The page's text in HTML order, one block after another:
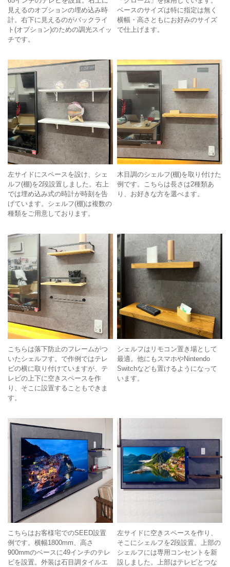
見えるのオプションの埋め込み時
計。右下に見えるのがバックライ
ト(オプション)のための調光スイッ
チです。
ベースのサイズは特に指定は無く
横幅・高さともにお好みのサイズ
で仕上げます。
左サイドにスペースを設け、シェ
ルフ(棚)を2段設置しました。右上
では埋め込み式の時計が時刻を告
げています。シェルフ(棚)は複数の
種類をご用意しております。
木目調のシェルフ(棚)を取り付けた
例です。こちらは長さは2種類あ
り、お好きな方を選べます。
こちらは落下防止のフレームがつ
いたシェルフす。で作例ではテレ
ビの横に取り付けていますが、テ
レビの上下に空きスペースを作
り、そこに設置することもできま
す。
シェルフはリモコン置き場として
最適。他にもスマホやNintendo
Switchなども置けるようになって
います。
こちらはお客様宅でのSEED設置
例です。横幅1800mm、高さ
900mmのベースに49インチのテレ
ビを設置。外装は石目調タイルエ
左サイドに空きスペースを作り、
そこにシェルフを2段設置。上部の
シェルフには専用コンセントを新
設しました。上部はテレビとつな